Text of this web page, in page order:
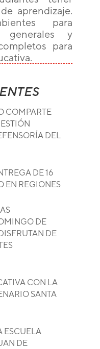
aprendizaje.
para
generales y
para
COMPARTE
DEL
DE 16
EN REGIONES
DE
DE
CON LA
SANTA
ESCUELA
DE